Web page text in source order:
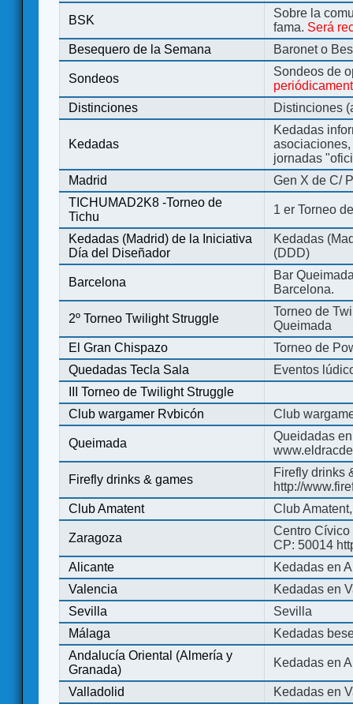
BSK
Sobre la
fama. Será
Besequero de la Semana
Baronet o
Sondeos
Sondeos de
Distinciones
Distinciones
Kedadas
Kedadas
jornadas
Madrid
Gen X de C/
TICHUMAD2K8 -Torneo de
Tichu
1 er Torneo
Kedadas (Madrid) de la Iniciativa
Día del Diseñador
Kedadas
(DDD)
Barcelona
Bar
Barcelona.
2º Torneo Twilight Struggle
Torneo de
Queimada
El Gran Chispazo
Torneo de
Quedadas Tecla Sala
Eventos
III Torneo de Twilight Struggle
Club wargamer Rvbicón
Club
Queimada
Queidadas
Firefly drinks & games
Firefly drinks
http://
Club Amatent
Club
Zaragoza
Centro Cívico
CP: 50014
Alicante
Kedadas en
Valencia
Kedadas en
Sevilla
Sevilla
Málaga
Kedadas
Andalucía Oriental (Almería y
Granada)
Kedadas en
Valladolid
Kedadas en